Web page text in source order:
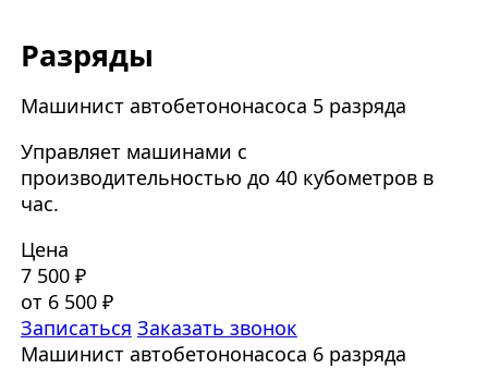
Разряды
Машинист автобетононасоса 5 разряда
Управляет машинами с
производительностью до 40 кубометров в
час.
Цена
7 500 ₽
от 6 500 ₽
Записаться Заказать звонок
Машинист автобетононасоса 6 разряда